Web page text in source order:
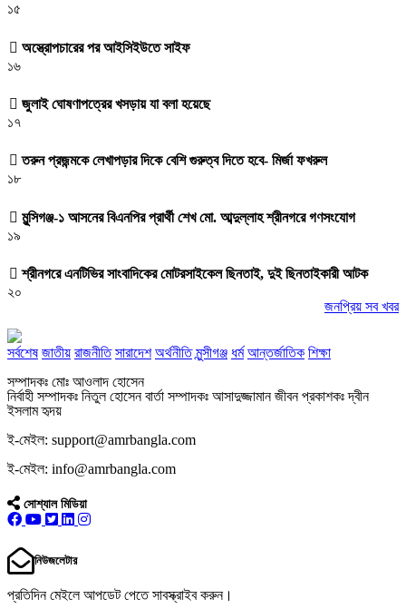
১৫
অস্ত্রোপচারের পর আইসিইউতে সাইফ
১৬
জুলাই ঘোষণাপত্রের খসড়ায় যা বলা হয়েছে
১৭
তরুন প্রজন্মকে লেখাপড়ার দিকে বেশি গুরুত্ব দিতে হবে- মির্জা ফখরুল
১৮
মুন্সিগঞ্জ-১ আসনের বিএনপির প্রার্থী শেখ মো. আব্দুল্লাহ শ্রীনগরে গণসংযোগ
১৯
শ্রীনগরে এনটিভির সাংবাদিকের মোটরসাইকেল ছিনতাই, দুই ছিনতাইকারী আটক
২০
জনপ্রিয় সব খবর
সর্বশেষ জাতীয় রাজনীতি সারাদেশ অর্থনীতি মুন্সীগঞ্জ ধর্ম আন্তর্জাতিক শিক্ষা
সম্পাদকঃ মোঃ আওলাদ হোসেন
নির্বাহী সম্পাদকঃ নিতুল হোসেন বার্তা সম্পাদকঃ আসাদুজ্জামান জীবন প্রকাশকঃ দ্বীন
ইসলাম হৃদয়
ই-মেইল: support@amrbangla.com
ই-মেইল: info@amrbangla.com
সোশ্যাল মিডিয়া
নিউজলেটার
প্রতিদিন মেইলে আপডেট পেতে সাবস্ক্রাইব করুন।